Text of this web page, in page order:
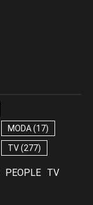
MODA(17)
TV(277)
PEOPLE
TV